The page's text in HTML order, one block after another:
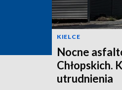
KIELCE
Nocne
Chłopskich.
utrudnienia